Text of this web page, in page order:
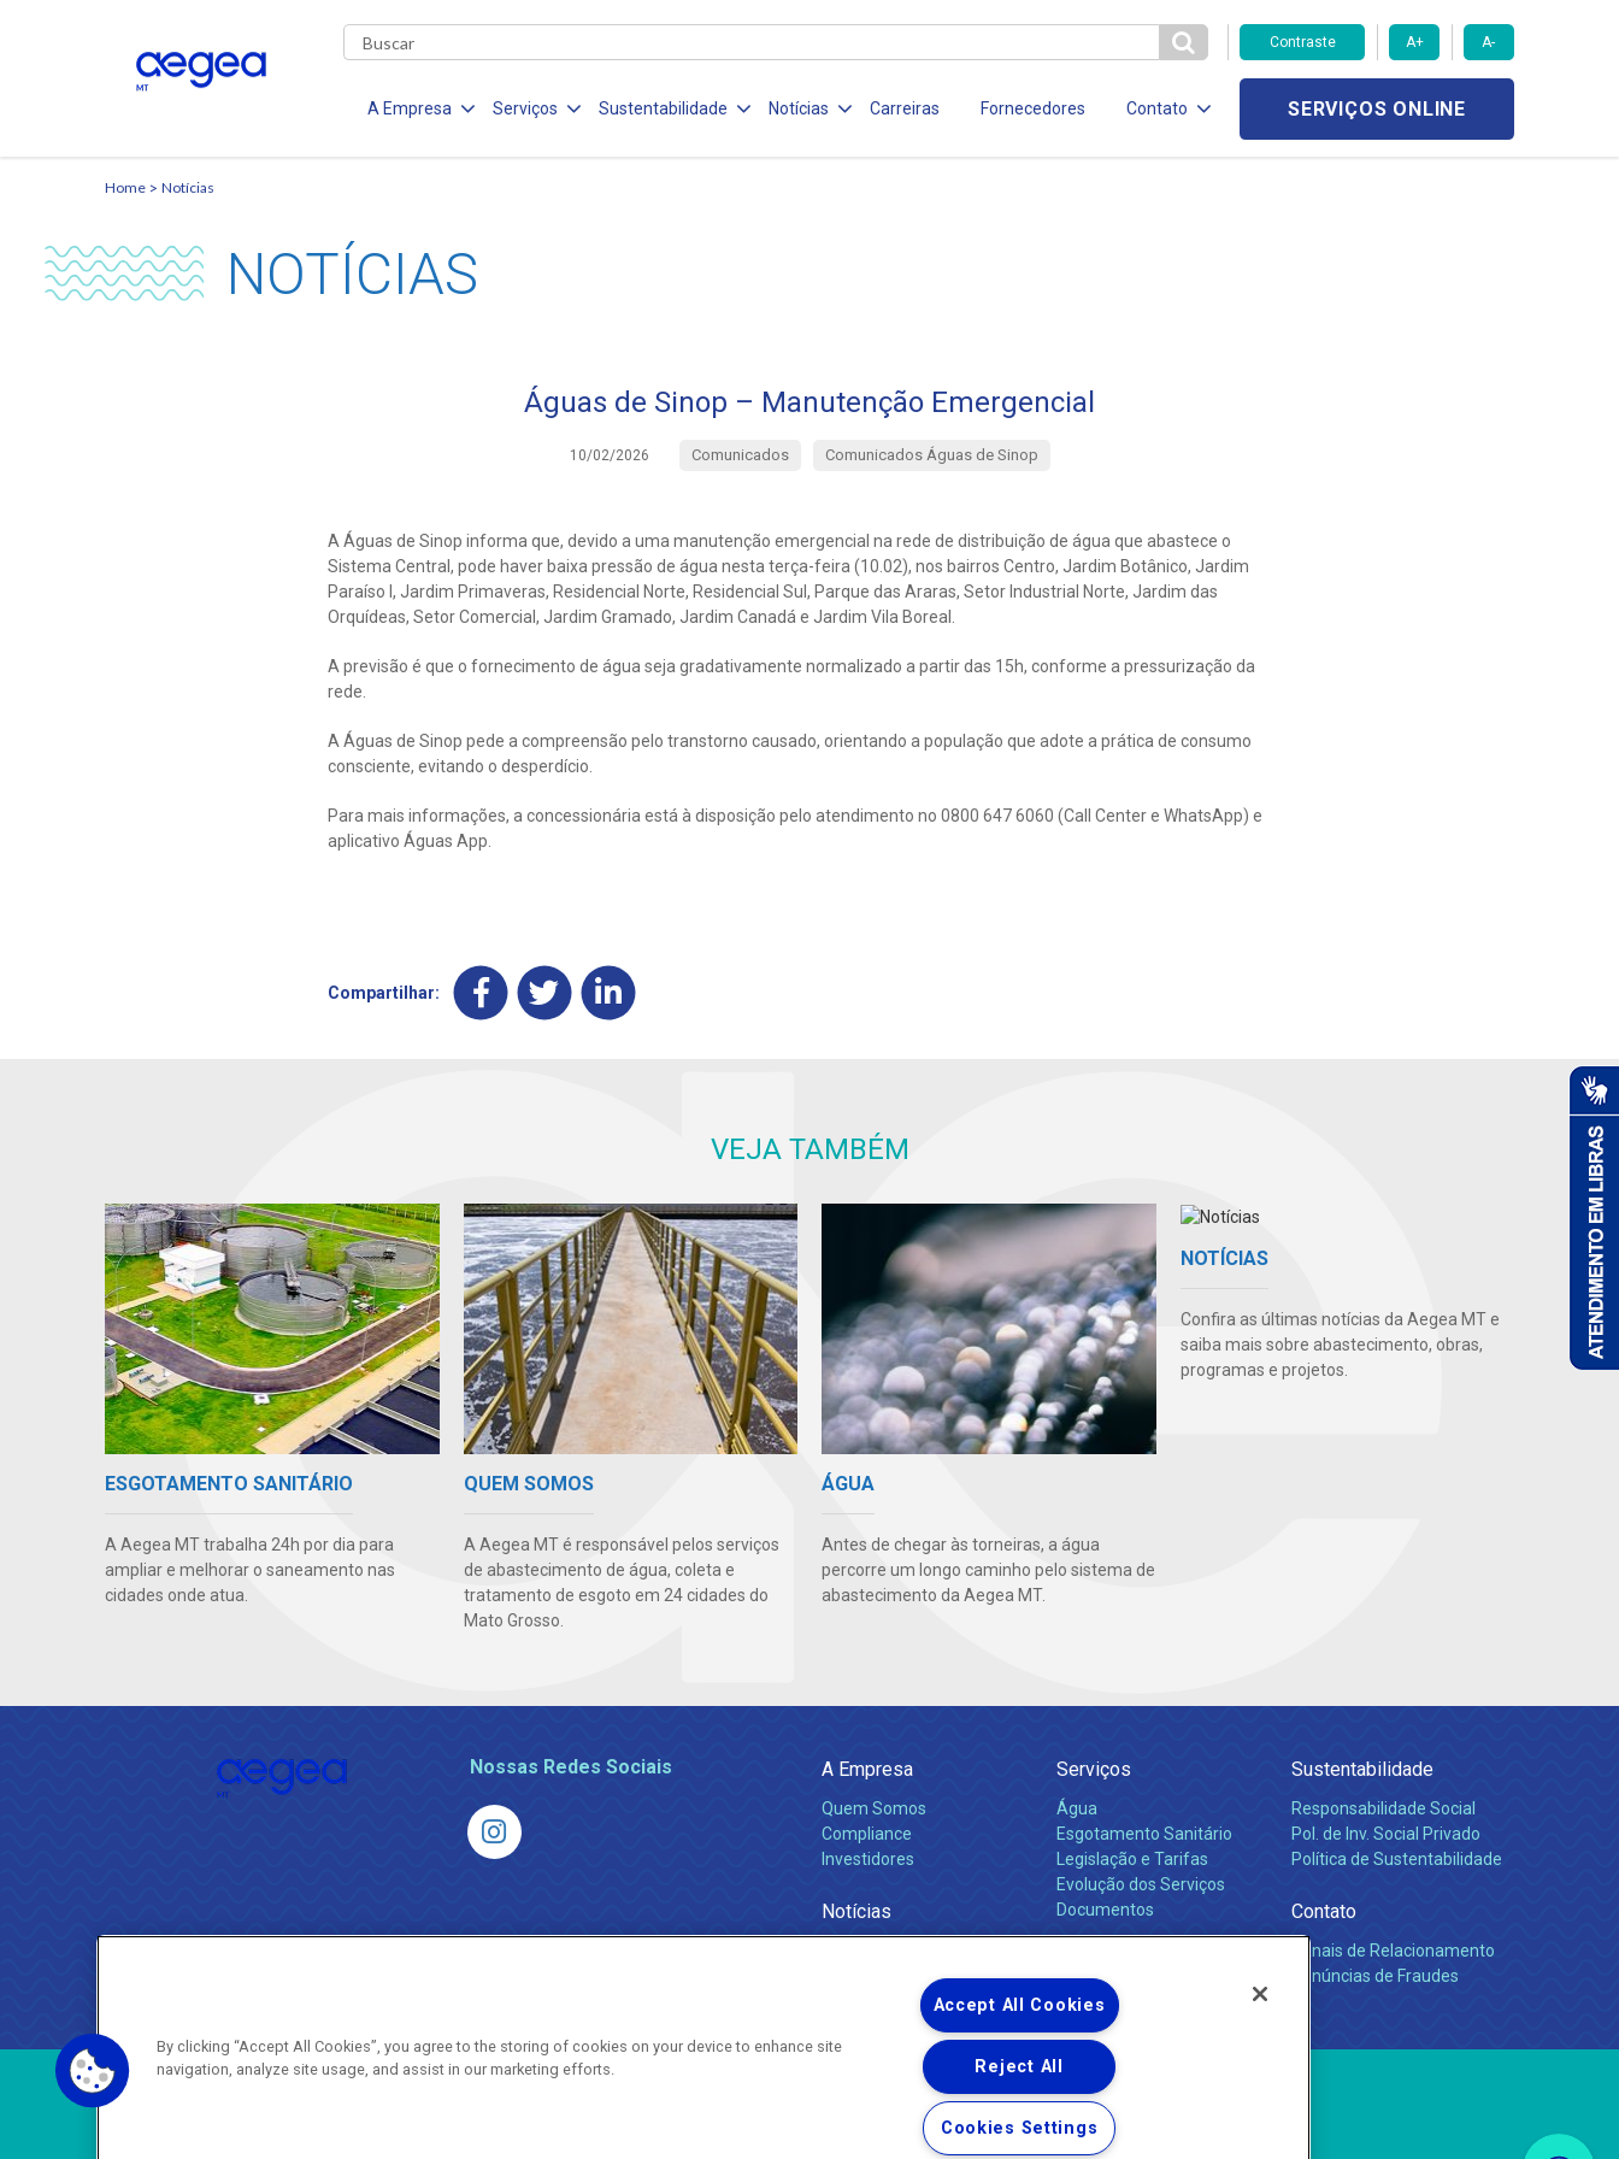
Contraste A+ A-
A Empresa Serviços Sustentabilidade Notícias Carreiras Fornecedores Contato SERVIÇOS ONLINE
Home Notícias
NOTÍCIAS
Águas de Sinop – Manutenção Emergencial
10/02/2026 Comunicados Comunicados Águas de Sinop
A Águas de Sinop informa que, devido a uma manutenção emergencial na rede de distribuição de água que abastece o
Sistema Central, pode haver baixa pressão de água nesta terça-feira (10.02), nos bairros Centro, Jardim Botânico, Jardim
Paraíso l, Jardim Primaveras, Residencial Norte, Residencial Sul, Parque das Araras, Setor Industrial Norte, Jardim das
Orquídeas, Setor Comercial, Jardim Gramado, Jardim Canadá e Jardim Vila Boreal.
A previsão é que o fornecimento de água seja gradativamente normalizado a partir das 15h, conforme a pressurização da
rede.
A Águas de Sinop pede a compreensão pelo transtorno causado, orientando a população que adote a prática de consumo
consciente, evitando o desperdício.
Para mais informações, a concessionária está à disposição pelo atendimento no 0800 647 6060 (Call Center e WhatsApp) e
aplicativo Águas App.
Compartilhar:
VEJA TAMBÉM
ESGOTAMENTO SANITÁRIO
A Aegea MT trabalha 24h por dia para
ampliar e melhorar o saneamento nas
cidades onde atua.
QUEM SOMOS
A Aegea MT é responsável pelos serviços
de abastecimento de água, coleta e
tratamento de esgoto em 24 cidades do
Mato Grosso.
ÁGUA
Antes de chegar às torneiras, a água
percorre um longo caminho pelo sistema de
abastecimento da Aegea MT.
NOTÍCIAS
Confira as últimas notícias da Aegea MT e
saiba mais sobre abastecimento, obras,
programas e projetos.
Nossas Redes Sociais A Empresa
Quem Somos
Compliance
Investidores
Notícias
Serviços
Água
Esgotamento Sanitário
Legislação e Tarifas
Evolução dos Serviços
Documentos
Sustentabilidade
Responsabilidade Social
Pol. de Inv. Social Privado
Política de Sustentabilidade
Contato
Canais de Relacionamento
Denúncias de Fraudes
Copyright ® 2026 - Todos os Direitos Reservados.
By clicking “Accept All Cookies”, you agree to the storing of cookies on your device to enhance site
navigation, analyze site usage, and assist in our marketing efforts.
Accept All Cookies
Reject All
Cookies Settings